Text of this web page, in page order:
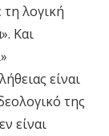
λογική
Και
είναι
της
είναι